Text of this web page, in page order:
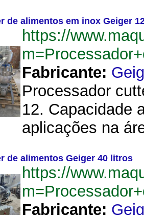
de alimentos em inox Geiger
https://
Fabricante:
Processador
12. Capacidade
aplicações na
de alimentos Geiger 40 litros
https://
Fabricante: